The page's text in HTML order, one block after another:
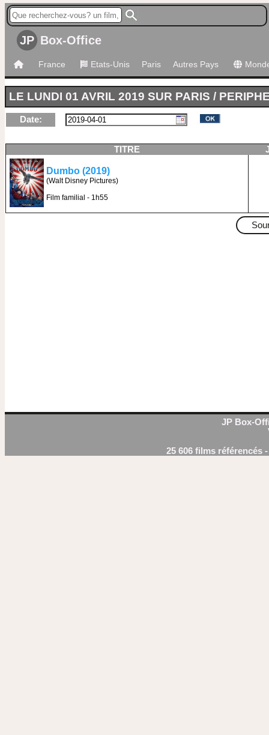
JP Box-Office
France Etats-Unis Paris Autres Pays
LE LUNDI 01 AVRIL 2019 SUR PARIS /
Date:
TITRE
Dumbo (2019)
(Walt Disney Pictures)
Film familial - 1h55
JP Box-
25 606 films référencés